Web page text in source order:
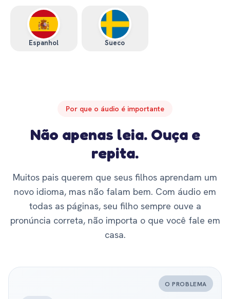
Espanhol Sueco
Por que o áudio é importante
Não apenas leia. Ouça e
repita.
Muitos pais querem que seus filhos aprendam um
novo idioma, mas não falam bem. Com áudio em
todas as páginas, seu filho sempre ouve a
pronúncia correta, não importa o que você fale em
casa.
O PROBLEMA